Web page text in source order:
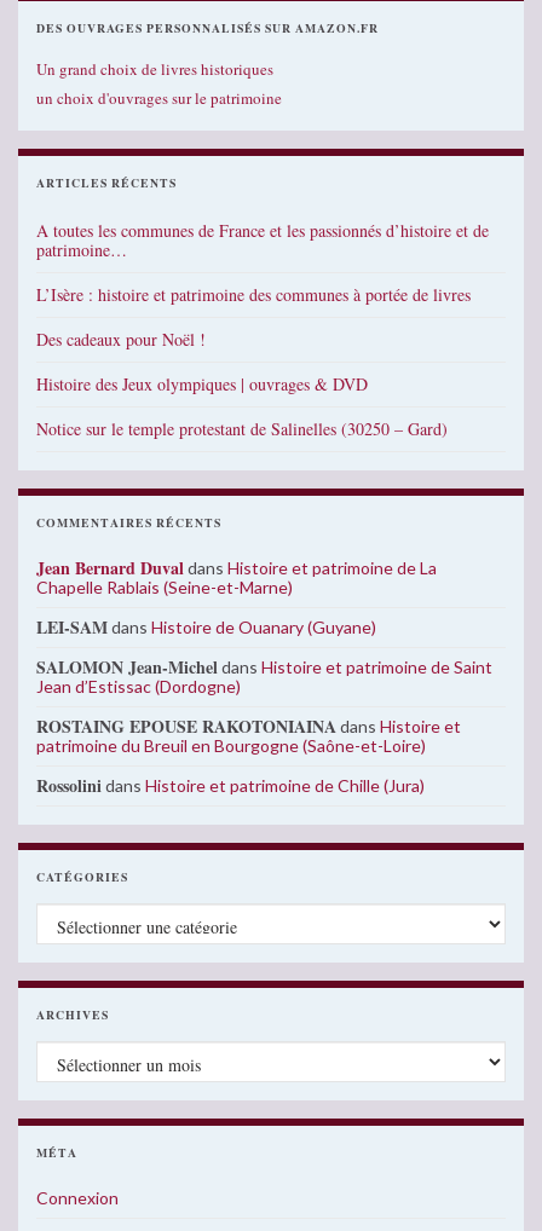
DES OUVRAGES PERSONNALISÉS SUR AMAZON.FR
Un grand choix de livres historiques
un choix d'ouvrages sur le patrimoine
ARTICLES RÉCENTS
A toutes les communes de France et les passionnés d’histoire et de
patrimoine…
L’Isère : histoire et patrimoine des communes à portée de livres
Des cadeaux pour Noël !
Histoire des Jeux olympiques | ouvrages & DVD
Notice sur le temple protestant de Salinelles (30250 – Gard)
COMMENTAIRES RÉCENTS
Jean Bernard Duvaldans Histoire et patrimoine de La
Chapelle Rablais (Seine-et-Marne)
LEI-SAMdans Histoire de Ouanary (Guyane)
SALOMON Jean-Micheldans Histoire et patrimoine de Saint
Jean d’Estissac (Dordogne)
ROSTAING EPOUSE RAKOTONIAINAdans Histoire et
patrimoine du Breuil en Bourgogne (Saône-et-Loire)
Rossolinidans Histoire et patrimoine de Chille (Jura)
CATÉGORIES
Catégories
ARCHIVES
Archives
MÉTA
Connexion